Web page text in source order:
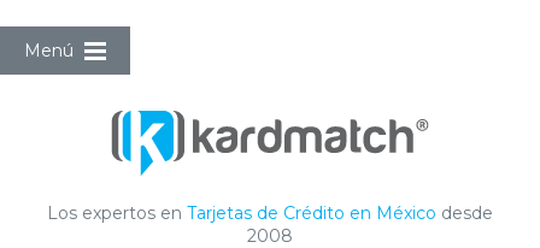
Menú
Los expertos en Tarjetas de Crédito en México desde
2008